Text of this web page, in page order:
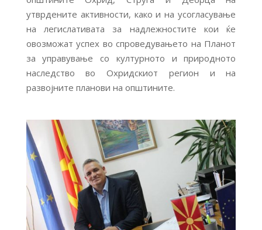
утврдените активности, како и на усогласување
на легислативата за надлежностите кои ќе
овозможат успех во спроведувањето на Планот
за управување со културното и природното
наследство во Охридскиот регион и на
развојните планови на општините.